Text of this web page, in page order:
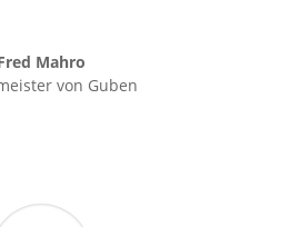
Mahro
von Guben